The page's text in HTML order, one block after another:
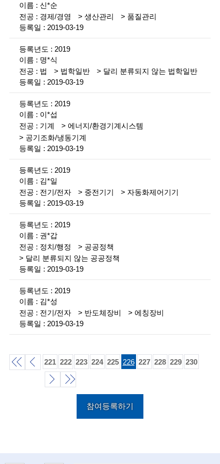
g
i
e
e
r
s
f
o
r
a
d
v
a
n
c
e
m
e
t
o
f
신*순
경제/경영
생산관리
품질관리
2019-03-19
2019
명*식
법
법학일반
달리 분류되지 않는 법학일반
2019-03-19
2019
이*섭
기계
에너지/환경기계시스템
공기조화/냉동기계
2019-03-19
2019
김*일
전기/전자
중전기기
자동화제어기기
2019-03-19
2019
권*갑
정치/행정
공공정책
달리 분류되지 않는 공공정책
2019-03-19
2019
김*성
전기/전자
반도체장비
에칭장비
2019-03-19
221 222 223 224 225 226 227 228 229 230
참여등록하기